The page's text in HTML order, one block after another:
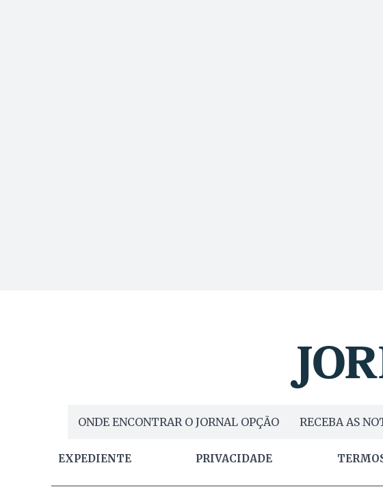
ONDE ENCONTRAR O JORNAL OPÇÃO RECEBA AS
EXPEDIENTE PRIVACIDADE